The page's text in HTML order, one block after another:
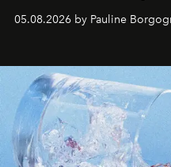
accompagner les
05.08.2026 by Pauline